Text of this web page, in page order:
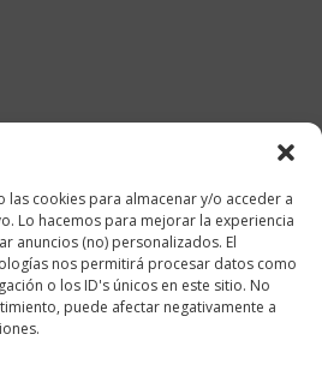
las cookies para almacenar y/o acceder a
Lo hacemos para mejorar la experiencia
anuncios (no) personalizados. El
nos permitirá procesar datos como
o los ID's únicos en este sitio. No
puede afectar negativamente a